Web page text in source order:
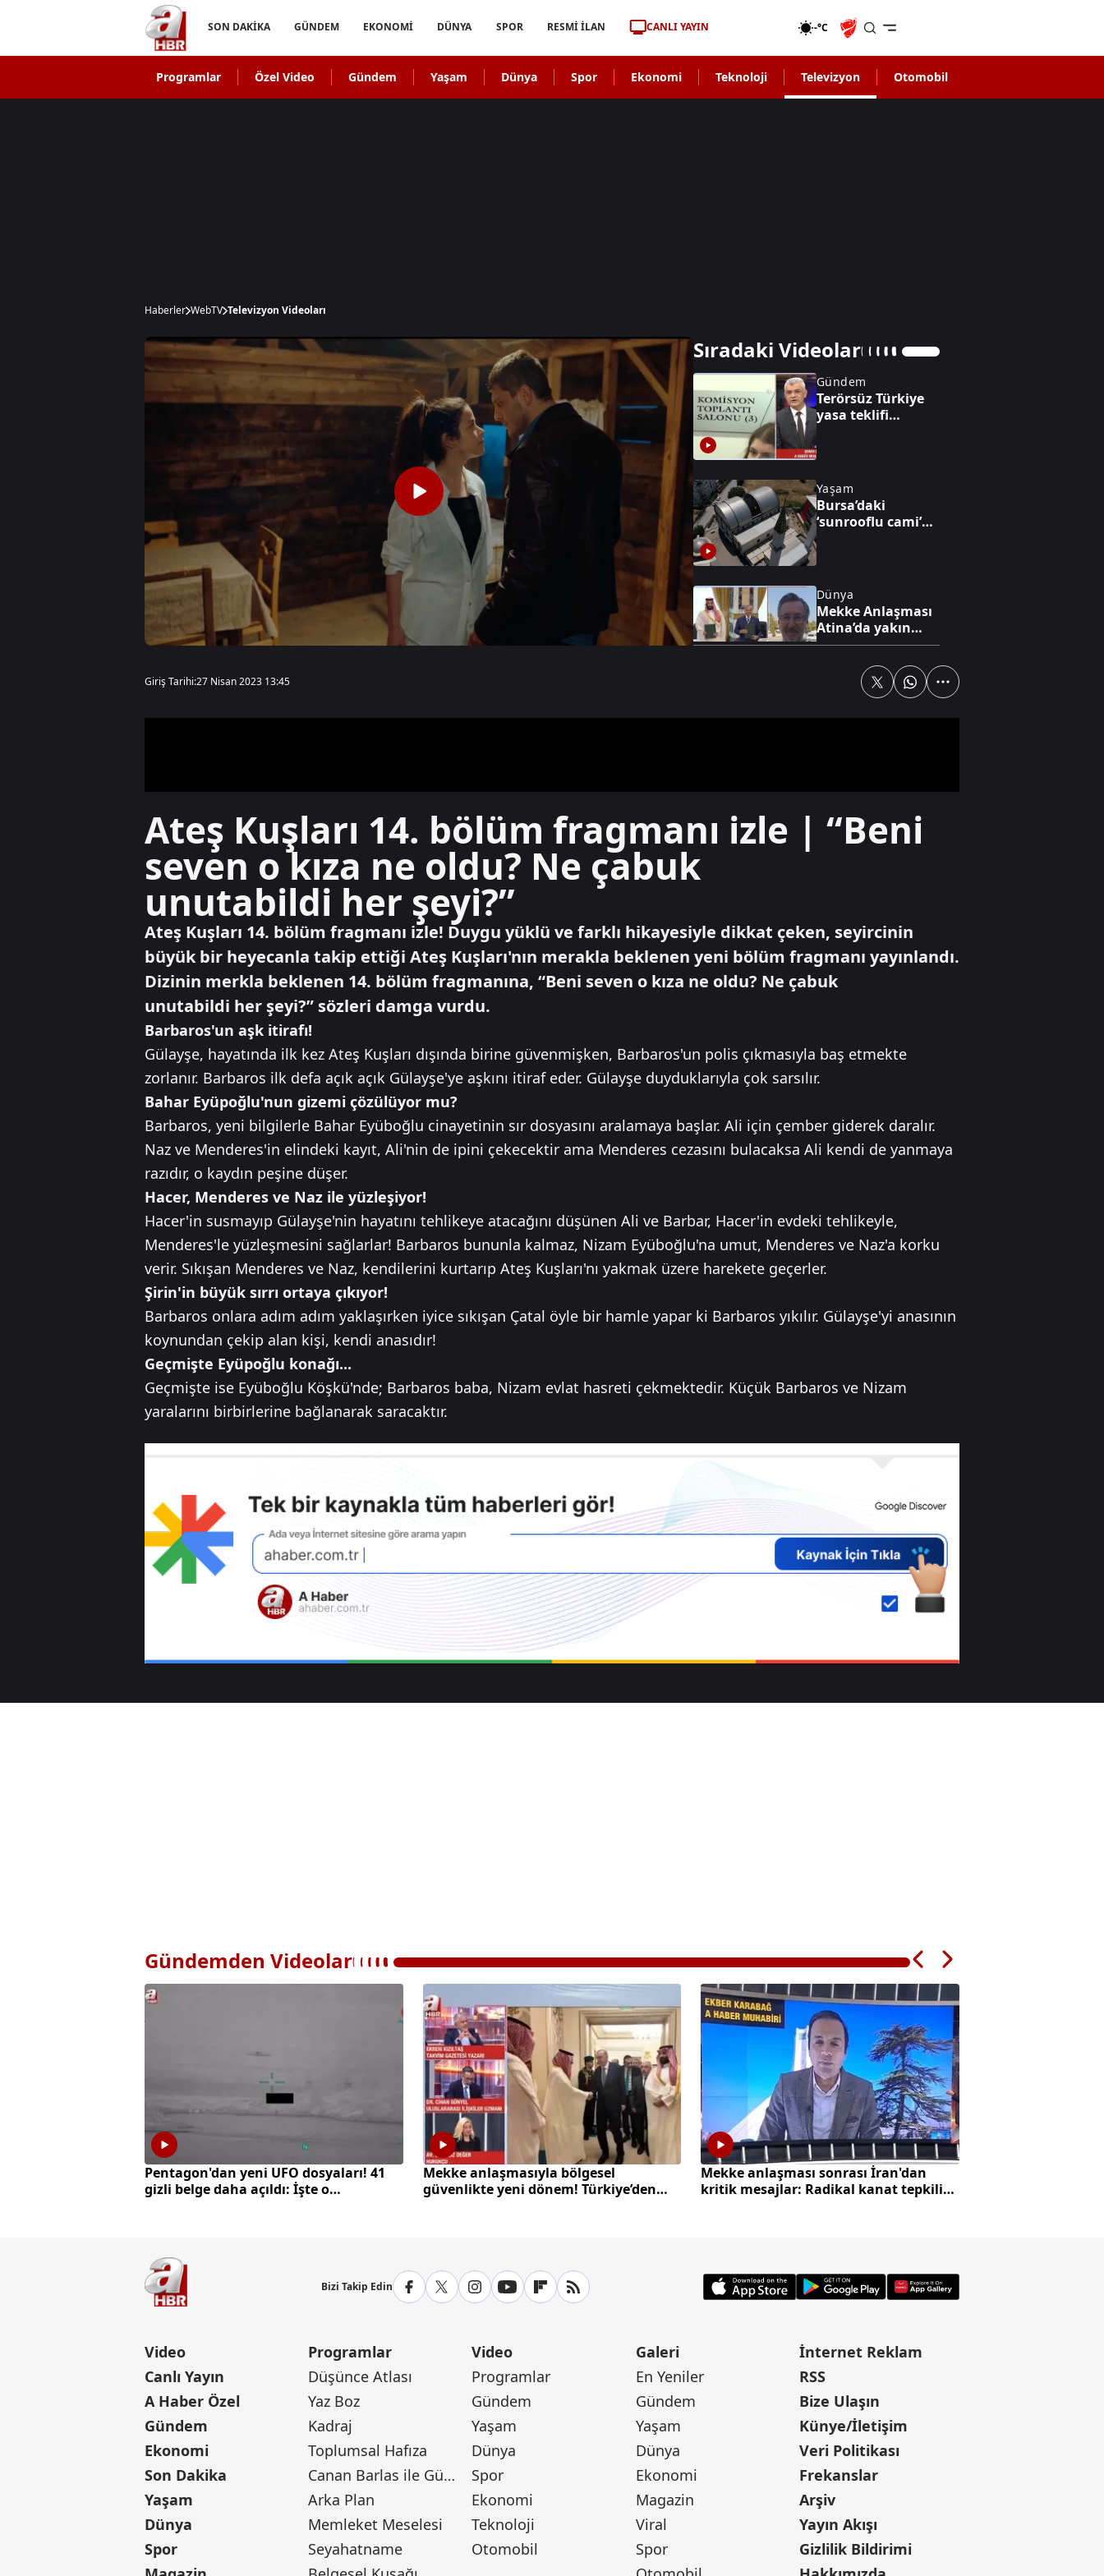
SON DAKİKA GÜNDEM EKONOMİ DÜNYA SPOR RESMİ İLAN CANLI YAYIN -°C
Programlar Özel Video Gündem Yaşam Dünya Spor Ekonomi Teknoloji Televizyon Otomobil
Haberler WebTV Televizyon Videoları
Sıradaki Videolar
Gündem
Terörsüz Türkiye
yasa teklifi
Yaşam
Bursa’daki
‘sunrooflu cami’
Dünya
Mekke Anlaşması
Atina’da yakın
takipte
Sosyal medyada
İstanbul'da gece
döneri çılgınlığı
Ferdi Tayfur'un
torunu Efe sesiyle
dikkat çekti
Giriş Tarihi:27 Nisan 2023 13:45
Ateş Kuşları 14. bölüm fragmanı izle | “Beni
seven o kıza ne oldu? Ne çabuk
unutabildi her şeyi?”
Ateş Kuşları 14. bölüm fragmanı izle! Duygu yüklü ve farklı hikayesiyle dikkat çeken, seyircinin
büyük bir heyecanla takip ettiği Ateş Kuşları'nın merakla beklenen yeni bölüm fragmanı yayınlandı.
Dizinin merkla beklenen 14. bölüm fragmanına, “Beni seven o kıza ne oldu? Ne çabuk
unutabildi her şeyi?” sözleri damga vurdu.
Barbaros'un aşk itirafı!
Gülayşe, hayatında ilk kez Ateş Kuşları dışında birine güvenmişken, Barbaros'un polis çıkmasıyla baş etmekte
zorlanır. Barbaros ilk defa açık açık Gülayşe'ye aşkını itiraf eder. Gülayşe duyduklarıyla çok sarsılır.
Bahar Eyüpoğlu'nun gizemi çözülüyor mu?
Barbaros, yeni bilgilerle Bahar Eyüboğlu cinayetinin sır dosyasını aralamaya başlar. Ali için çember giderek daralır.
Naz ve Menderes'in elindeki kayıt, Ali'nin de ipini çekecektir ama Menderes cezasını bulacaksa Ali kendi de yanmaya
razıdır, o kaydın peşine düşer.
Hacer, Menderes ve Naz ile yüzleşiyor!
Hacer'in susmayıp Gülayşe'nin hayatını tehlikeye atacağını düşünen Ali ve Barbar, Hacer'in evdeki tehlikeyle,
Menderes'le yüzleşmesini sağlarlar! Barbaros bununla kalmaz, Nizam Eyüboğlu'na umut, Menderes ve Naz'a korku
verir. Sıkışan Menderes ve Naz, kendilerini kurtarıp Ateş Kuşları'nı yakmak üzere harekete geçerler.
Şirin'in büyük sırrı ortaya çıkıyor!
Barbaros onlara adım adım yaklaşırken iyice sıkışan Çatal öyle bir hamle yapar ki Barbaros yıkılır. Gülayşe'yi anasının
koynundan çekip alan kişi, kendi anasıdır!
Geçmişte Eyüpoğlu konağı...
Geçmişte ise Eyüboğlu Köşkü'nde; Barbaros baba, Nizam evlat hasreti çekmektedir. Küçük Barbaros ve Nizam
yaralarını birbirlerine bağlanarak saracaktır.
Gündemden Videolar
Pentagon'dan yeni UFO dosyaları! 41
gizli belge daha açıldı: İşte o
Mekke anlaşmasıyla bölgesel
güvenlikte yeni dönem! Türkiye’den
Mekke anlaşması sonrası İran'dan
kritik mesajlar: Radikal kanat tepkili
Bizi Takip Edin
Video
Canlı Yayın
A Haber Özel
Gündem
Ekonomi
Son Dakika
Yaşam
Dünya
Spor
Programlar
Düşünce Atlası
Yaz Boz
Kadraj
Toplumsal Hafıza
Canan Barlas ile Gündem
Arka Plan
Memleket Meselesi
Seyahatname
Video
Programlar
Gündem
Yaşam
Dünya
Spor
Ekonomi
Teknoloji
Otomobil
Galeri
En Yeniler
Gündem
Yaşam
Dünya
Ekonomi
Magazin
Viral
Spor
İnternet Reklam
RSS
Bize Ulaşın
Künye/İletişim
Veri Politikası
Frekanslar
Arşiv
Yayın Akışı
Gizlilik Bildirimi